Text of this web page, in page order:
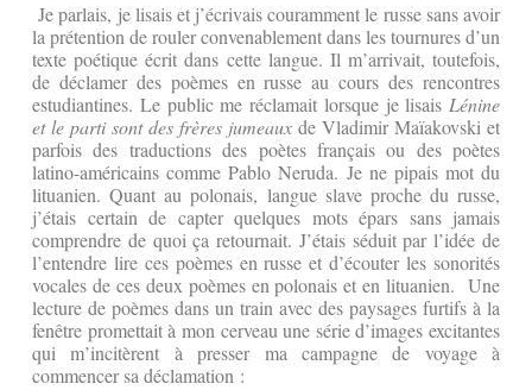
Je parlais, je lisais et j’écrivais couramment le russe sans avoir
la prétention de rouler convenablement dans les tournures d’un
texte poétique écrit dans cette langue. Il m’arrivait, toutefois,
de déclamer des poèmes en russe au cours des rencontres
estudiantines. Le public me réclamait lorsque je lisais Lénine
et le parti sont des frères jumeaux de Vladimir Maïakovski et
parfois des traductions des poètes français ou des poètes
latino-américains comme Pablo Neruda. Je ne pipais mot du
lituanien. Quant au polonais, langue slave proche du russe,
j’étais certain de capter quelques mots épars sans jamais
comprendre de quoi ça retournait. J’étais séduit par l’idée de
l’entendre lire ces poèmes en russe et d’écouter les sonorités
vocales de ces deux poèmes en polonais et en lituanien. Une
lecture de poèmes dans un train avec des paysages furtifs à la
fenêtre promettait à mon cerveau une série d’images excitantes
qui m’incitèrent à presser ma campagne de voyage à
commencer sa déclamation :